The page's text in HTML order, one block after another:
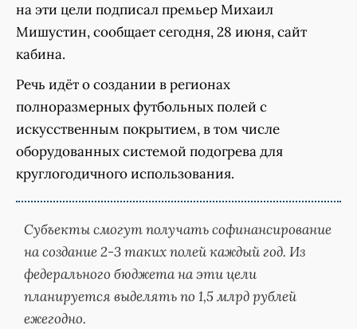
на эти цели подписал премьер Михаил
Мишустин, сообщает сегодня, 28 июня, сайт
кабина.
Речь идёт о создании в регионах
полноразмерных футбольных полей с
искусственным покрытием, в том числе
оборудованных системой подогрева для
круглогодичного использования.
Субъекты смогут получать софинансирование
на создание 2-3 таких полей каждый год. Из
федерального бюджета на эти цели
планируется выделять по 1,5 млрд рублей
ежегодно.